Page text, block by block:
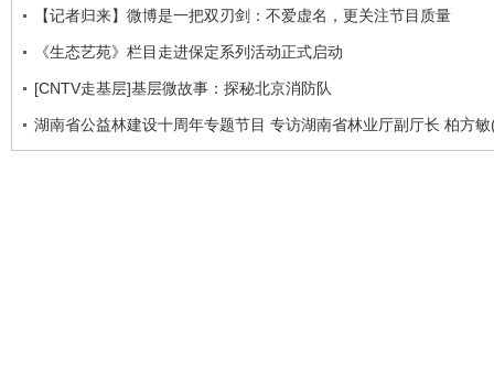
【记者归来】微博是一把双刃剑：不爱虚名，更关注节目质量
《生态艺苑》栏目走进保定系列活动正式启动
[CNTV走基层]基层微故事：探秘北京消防队
湖南省公益林建设十周年专题节目 专访湖南省林业厅副厅长 柏方